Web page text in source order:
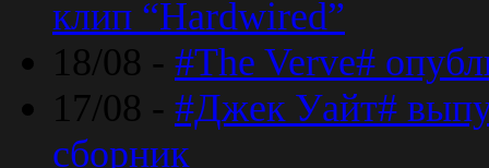
клип “Hardwired”
18/08 - #The Verve#
17/08 - #Джек Уайт#
сборник